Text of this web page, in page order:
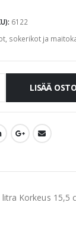
6122
sokerikot ja
LISÄÄ
Korkeus 15,5